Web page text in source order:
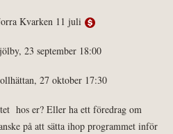
Kvarken 11 juli
23 september 18:00
27 oktober 17:30
hos er? Eller ha ett föredrag om
på att sätta ihop programmet inför